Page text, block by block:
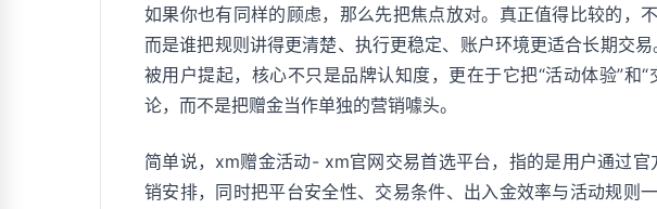
如果你也有同样的顾虑，那么先把焦点放对。真正值得比较的，
而是谁把规则讲得更清楚、执行更稳定、账户环境更适合长期交
被用户提起，核心不只是品牌认知度，更在于它把“活动体验”和
论，而不是把赠金当作单独的营销噱头。
简单说，xm赠金活动- xm官网交易首选平台，指的是用户通过
销安排，同时把平台安全性、交易条件、出入金效率与活动规则